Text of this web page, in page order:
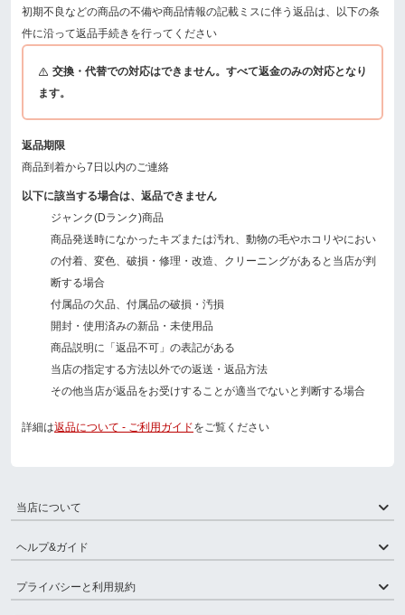
初期不良などの商品の不備や商品情報の記載ミスに伴う返品は、以下の条
件に沿って返品手続きを行ってください
交換・代替での対応はできません。すべて返金のみの対応となり
ます。
返品期限
商品到着から7日以内のご連絡
以下に該当する場合は、返品できません
ジャンク(Dランク)商品
商品発送時になかったキズまたは汚れ、動物の毛やホコリやにおい
の付着、変色、破損・修理・改造、クリーニングがあると当店が判
断する場合
付属品の欠品、付属品の破損・汚損
開封・使用済みの新品・未使用品
商品説明に「返品不可」の表記がある
当店の指定する方法以外での返送・返品方法
その他当店が返品をお受けすることが適当でないと判断する場合
詳細は返品について - ご利用ガイドをご覧ください
当店について
ヘルプ&ガイド
プライバシーと利用規約